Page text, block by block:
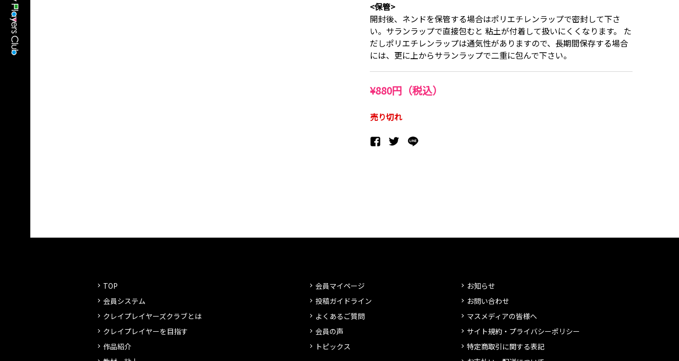
<保管>
開封後、ネンドを保管する場合はポリエチレンラップで密封して下さ
い。サランラップで直接包むと 粘土が付着して扱いにくくなります。 た
だしポリエチレンラップは通気性がありますので、長期間保存する場合
には、更に上からサランラップで二重に包んで下さい。
¥880円（税込）
売り切れ
TOP
会員システム
クレイプレイヤーズクラブとは
クレイプレイヤーを目指す
作品紹介
お知らせ
お問い合わせ
マスメディアの皆様へ
サイト規約・プライバシーポリシー
特定商取引に関する表記
会員マイページ
投稿ガイドライン
よくあるご質問
会員の声
トピックス